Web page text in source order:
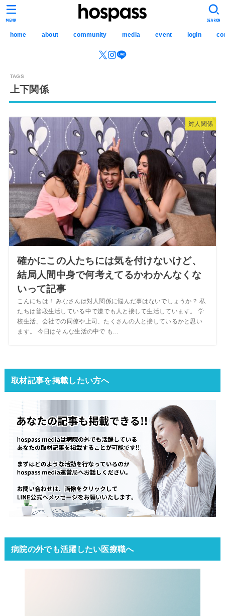
hospass media
home about community media event login
SEARCH
MENU
上下関係
対人関係
確かにこの人たちには気を付けないけど、
結局人間中身で何考えてるかわかんなくな
いって記事
こんにちは！ みなさんは対人関係に悩んだ事はないでしょうか？ 私
たちは普段生活している中で嫌でも人と接して生活しています。 学
校生活、会社での同僚や上司、たくさんの人と接しているかと思い
ます。 今日はそんな生活の中で も...
取材記事を掲載したい方へ
病院の外でも活躍したい医療職へ